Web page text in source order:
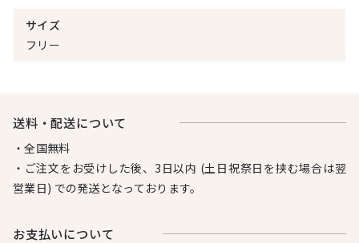
サイズ
フリー
送料・配送について
・全国無料
・ご注文をお受けした後、3日以内 (土日祝祭日を挟む場合は翌
営業日) での発送となっております。
お⽀払いについて